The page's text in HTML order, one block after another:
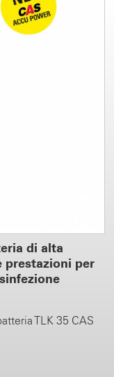
di alta
prestazioni per
TLK 35 CAS